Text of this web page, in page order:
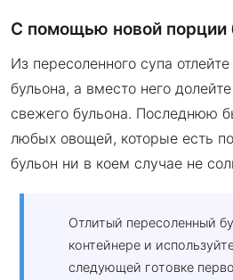
С помощью новой порции
Из пересоленного супа
бульона, а вместо него
свежего бульона. Последнюю
любых овощей, которые есть
бульон ни в коем случае не
Отлитый пересоленный
контейнере и
следующей готовке